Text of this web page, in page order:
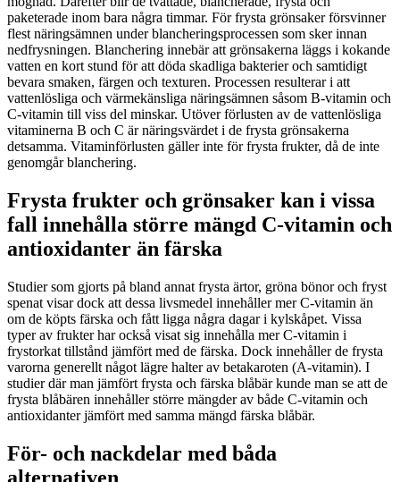
paketerade inom bara några timmar. För frysta grönsaker försvinner
flest näringsämnen under blancheringsprocessen som sker innan
nedfrysningen. Blanchering innebär att grönsakerna läggs i kokande
vatten en kort stund för att döda skadliga bakterier och samtidigt
bevara smaken, färgen och texturen. Processen resulterar i att
vattenlösliga och värmekänsliga näringsämnen såsom B-vitamin och
C-vitamin till viss del minskar. Utöver förlusten av de vattenlösliga
vitaminerna B och C är näringsvärdet i de frysta grönsakerna
detsamma. Vitaminförlusten gäller inte för frysta frukter, då de inte
genomgår blanchering.
Frysta frukter och grönsaker kan i vissa
fall innehålla större mängd C-vitamin och
antioxidanter än färska
Studier som gjorts på bland annat frysta ärtor, gröna bönor och fryst
spenat visar dock att dessa livsmedel innehåller mer C-vitamin än
om de köpts färska och fått ligga några dagar i kylskåpet. Vissa
typer av frukter har också visat sig innehålla mer C-vitamin i
frystorkat tillstånd jämfört med de färska. Dock innehåller de frysta
varorna generellt något lägre halter av betakaroten (A-vitamin). I
studier där man jämfört frysta och färska blåbär kunde man se att de
frysta blåbären innehåller större mängder av både C-vitamin och
antioxidanter jämfört med samma mängd färska blåbär.
För- och nackdelar med båda